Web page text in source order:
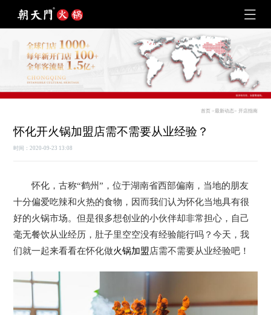
首页 >最新动态> 开店指南
怀化开火锅加盟店需不需要从业经验？
时间：2020-09-23 13:08
怀化，古称“鹤州”，位于湖南省西部偏南，当地的朋友
十分偏爱吃辣和火热的食物，因而我们认为怀化当地具有很
好的火锅市场。但是很多想创业的小伙伴却非常担心，自己
毫无餐饮从业经历，肚子里空空没有经验能行吗？今天，我
们就一起来看看在怀化做火锅加盟店需不需要从业经验吧！